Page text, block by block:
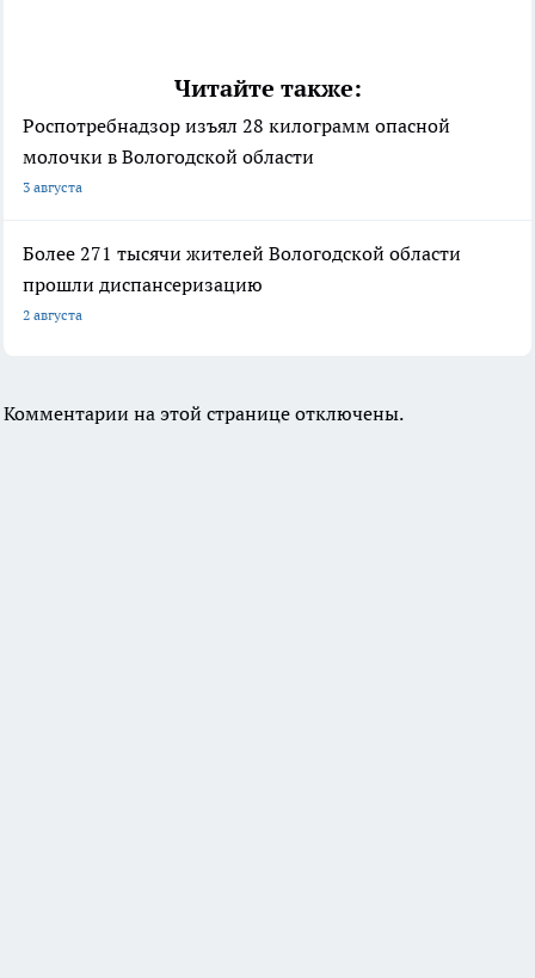
Читайте также:
Роспотребнадзор изъял 28 килограмм опасной
молочки в Вологодской области
3 августа
Более 271 тысячи жителей Вологодской области
прошли диспансеризацию
2 августа
Комментарии на этой странице отключены.